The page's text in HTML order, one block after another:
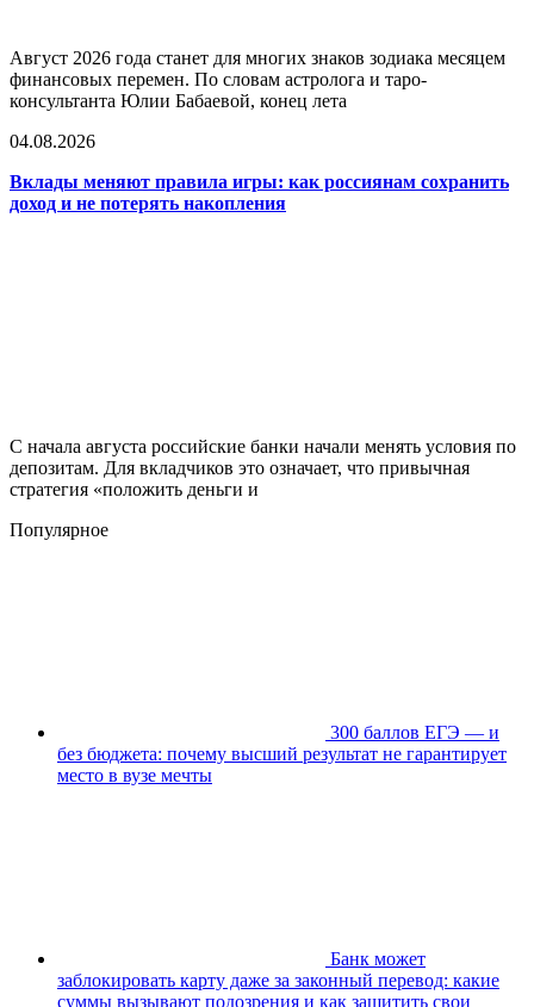
Август 2026 года станет для многих знаков зодиака месяцем
финансовых перемен. По словам астролога и таро-
консультанта Юлии Бабаевой, конец лета
04.08.2026
Вклады меняют правила игры: как россиянам сохранить
доход и не потерять накопления
С начала августа российские банки начали менять условия по
депозитам. Для вкладчиков это означает, что привычная
стратегия «положить деньги и
Популярное
300 баллов ЕГЭ — и
без бюджета: почему высший результат не гарантирует
место в вузе мечты
Банк может
заблокировать карту даже за законный перевод: какие
суммы вызывают подозрения и как защитить свои